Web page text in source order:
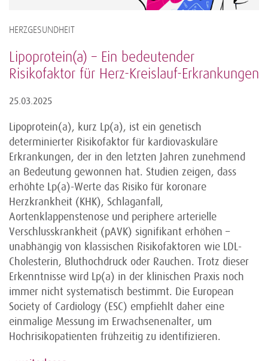
HERZGESUNDHEIT
Lipoprotein(a) – Ein bedeutender
Risikofaktor für Herz-Kreislauf-Erkrankungen
25.03.2025
Lipoprotein(a), kurz Lp(a), ist ein genetisch
determinierter Risikofaktor für kardiovaskuläre
Erkrankungen, der in den letzten Jahren zunehmend
an Bedeutung gewonnen hat. Studien zeigen, dass
erhöhte Lp(a)-Werte das Risiko für koronare
Herzkrankheit (KHK), Schlaganfall,
Aortenklappenstenose und periphere arterielle
Verschlusskrankheit (pAVK) signifikant erhöhen –
unabhängig von klassischen Risikofaktoren wie LDL-
Cholesterin, Bluthochdruck oder Rauchen. Trotz dieser
Erkenntnisse wird Lp(a) in der klinischen Praxis noch
immer nicht systematisch bestimmt. Die European
Society of Cardiology (ESC) empfiehlt daher eine
einmalige Messung im Erwachsenenalter, um
Hochrisikopatienten frühzeitig zu identifizieren.